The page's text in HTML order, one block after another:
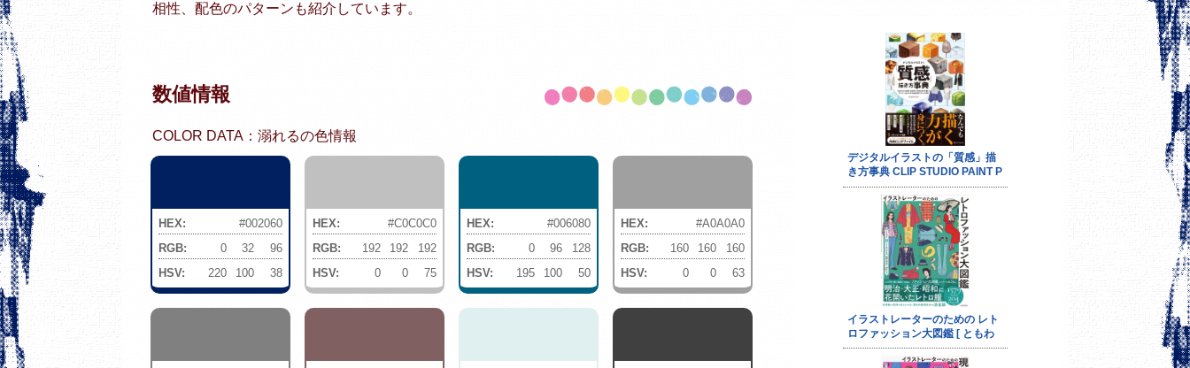
相性、配色のパターンも紹介しています。
数値情報
COLOR DATA：溺れるの色情報
HEX:
#002060
RGB:
0 32
96
HSV:
220 100 38
HEX:
#C0C0C0
RGB:
192 192
192
HSV:
0 0 75
HEX:
#006080
RGB:
0 96
128
HSV:
195 100 50
HEX:
#A0A0A0
RGB:
160 160
160
HSV:
0 0 63